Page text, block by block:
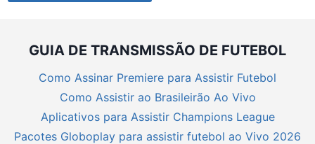
GUIA DE TRANSMISSÃO DE FUTEBOL
Como Assinar Premiere para Assistir Futebol
Como Assistir ao Brasileirão Ao Vivo
Aplicativos para Assistir Champions League
Pacotes Globoplay para assistir futebol ao Vivo 2026